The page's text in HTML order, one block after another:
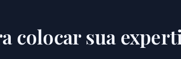
colocar sua